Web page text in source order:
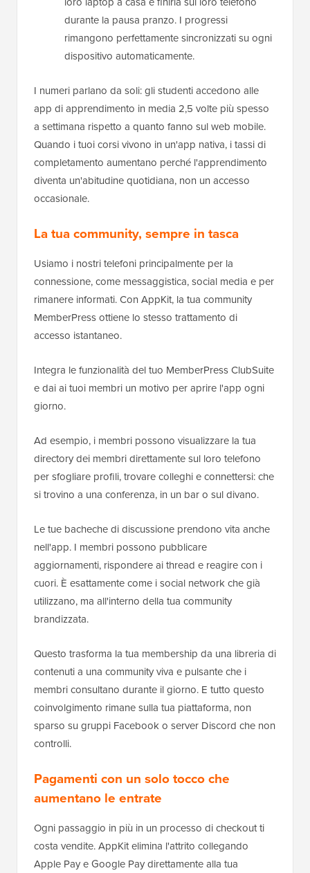
durante la pausa pranzo. I progressi
rimangono perfettamente sincronizzati su ogni
dispositivo automaticamente.
I numeri parlano da soli: gli studenti accedono alle
app di apprendimento in media 2,5 volte più spesso
a settimana rispetto a quanto fanno sul web mobile.
Quando i tuoi corsi vivono in un'app nativa, i tassi di
completamento aumentano perché l'apprendimento
diventa un'abitudine quotidiana, non un accesso
occasionale.
La tua community, sempre in tasca
Usiamo i nostri telefoni principalmente per la
connessione, come messaggistica, social media e per
rimanere informati. Con AppKit, la tua community
MemberPress ottiene lo stesso trattamento di
accesso istantaneo.
Integra le funzionalità del tuo MemberPress ClubSuite
e dai ai tuoi membri un motivo per aprire l'app ogni
giorno.
Ad esempio, i membri possono visualizzare la tua
directory dei membri direttamente sul loro telefono
per sfogliare profili, trovare colleghi e connettersi: che
si trovino a una conferenza, in un bar o sul divano.
Le tue bacheche di discussione prendono vita anche
nell'app. I membri possono pubblicare
aggiornamenti, rispondere ai thread e reagire con i
cuori. È esattamente come i social network che già
utilizzano, ma all'interno della tua community
brandizzata.
Questo trasforma la tua membership da una libreria di
contenuti a una community viva e pulsante che i
membri consultano durante il giorno. E tutto questo
coinvolgimento rimane sulla tua piattaforma, non
sparso su gruppi Facebook o server Discord che non
controlli.
Pagamenti con un solo tocco che
aumentano le entrate
Ogni passaggio in più in un processo di checkout ti
costa vendite. AppKit elimina l'attrito collegando
Apple Pay e Google Pay direttamente alla tua